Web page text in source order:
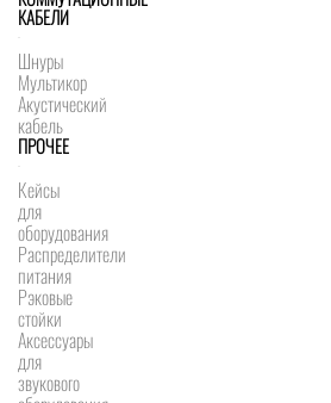
КАБЕЛИ
Шнуры
Мультикор
Акустический
кабель
ПРОЧЕЕ
Кейсы
для
оборудования
Распределители
питания
Рэковые
стойки
Аксессуары
для
звукового